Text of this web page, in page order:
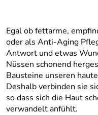
Egal ob fettarme,
oder als Anti-Aging
Antwort und etwas
Nüssen schonend
Bausteine unseren
Deshalb verbinden sie
so dass sich die Haut
verwandelt anfühlt.